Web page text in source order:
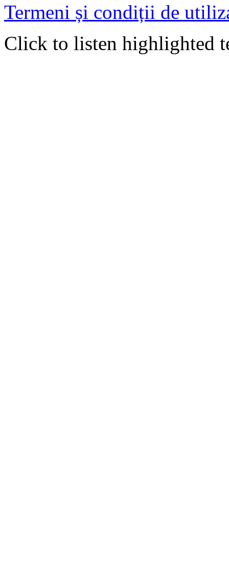
Termeni și condiții de
Click to listen highlighted